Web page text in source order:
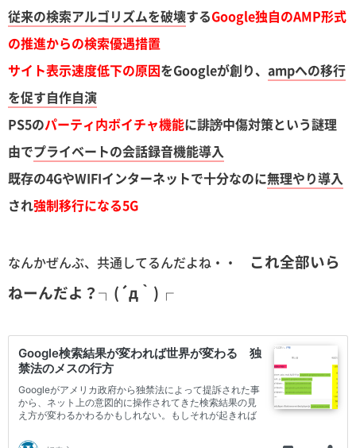
従来の検索アルゴリズムを破壊するGoogle独自のAMP形式
の推進からの検索優遇措置
サイト表示速度低下の原因をGoogleが創り、 ampへの移行
を促す自作自演
PS5のパーティ内ボイチャ機能に誹謗中傷対策という謎理
由でプライベートの会話録音機能導入
既存の4GやWIFIインターネットで十分なのに無理やり導入
され強制移行になる5G
なんかぜんぶ、共通してるんだよね・・
これ全部いら
ねーんだよ？┐(´д｀)┌